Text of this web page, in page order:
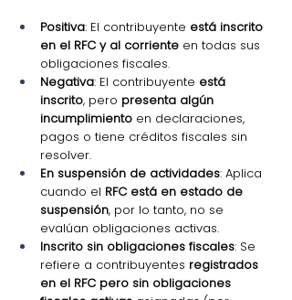
Positiva: El contribuyente está inscrito
en el RFC y al corriente en todas sus
obligaciones fiscales.
Negativa: El contribuyente está
inscrito, pero presenta algún
incumplimiento en declaraciones,
pagos o tiene créditos fiscales sin
resolver.
En suspensión de actividades: Aplica
cuando el RFC está en estado de
suspensión, por lo tanto, no se
evalúan obligaciones activas.
Inscrito sin obligaciones fiscales: Se
refiere a contribuyentes registrados
en el RFC pero sin obligaciones